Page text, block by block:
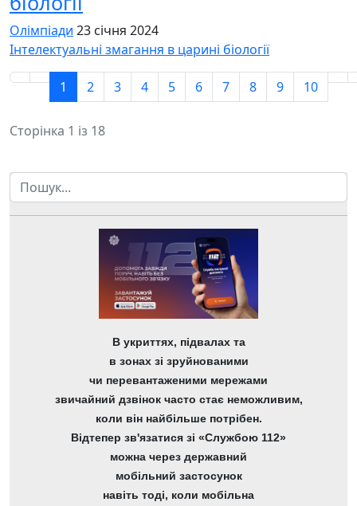
Олімпіади 23 січня 2024
Інтелектуальні змагання в царині біології
1 2 3 4 5 6 7 8 9 10
Сторінка 1 із 18
Пошук
В укриттях, підвалах та
в зонах зі зруйнованими
чи перевантаженими мережами
звичайний дзвінок часто стає неможливим,
коли він найбільше потрібен.
Відтепер зв'язатися зі «Службою 112»
можна через державний
мобільний застосунок
навіть тоді, коли мобільна